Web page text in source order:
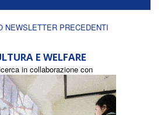
NEWSLETTER PRECEDENTI
E WELFARE
in collaborazione con